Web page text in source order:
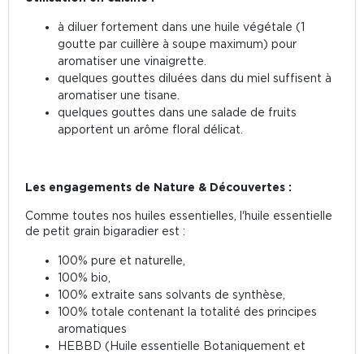
à diluer fortement dans une huile végétale (1
goutte par cuillère à soupe maximum) pour
aromatiser une vinaigrette.
quelques gouttes diluées dans du miel suffisent à
aromatiser une tisane.
quelques gouttes dans une salade de fruits
apportent un arôme floral délicat.
Les engagements de Nature & Découvertes :
Comme toutes nos huiles essentielles, l'huile essentielle
de petit grain bigaradier est :
100% pure et naturelle,
100% bio,
100% extraite sans solvants de synthèse,
100% totale contenant la totalité des principes
aromatiques
HEBBD (Huile essentielle Botaniquement et